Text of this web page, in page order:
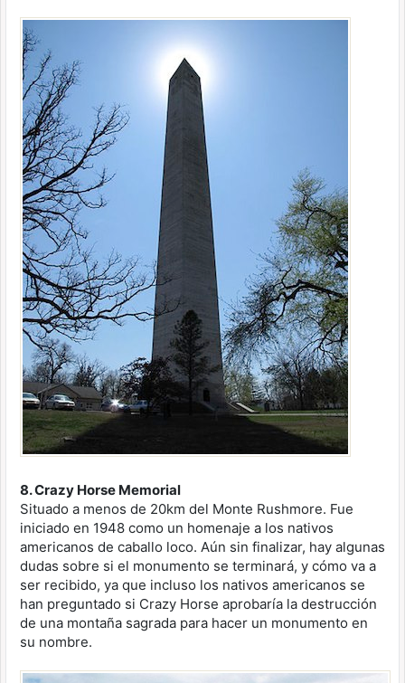
8. Crazy Horse Memorial
Situado a menos de 20km del Monte Rushmore. Fue
iniciado en 1948 como un homenaje a los nativos
americanos de caballo loco. Aún sin finalizar, hay algunas
dudas sobre si el monumento se terminará, y cómo va a
ser recibido, ya que incluso los nativos americanos se
han preguntado si Crazy Horse aprobaría la destrucción
de una montaña sagrada para hacer un monumento en
su nombre.